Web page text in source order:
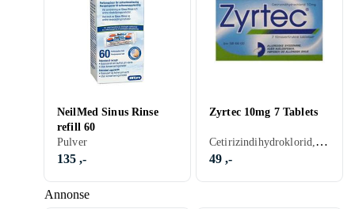
Annonse
NeilMed Sinus Rinse
refill 60
Pulver
135 ,-
Zyrtec 10mg 7 Tablets
Cetirizindihydroklorid, Tablett
49 ,-